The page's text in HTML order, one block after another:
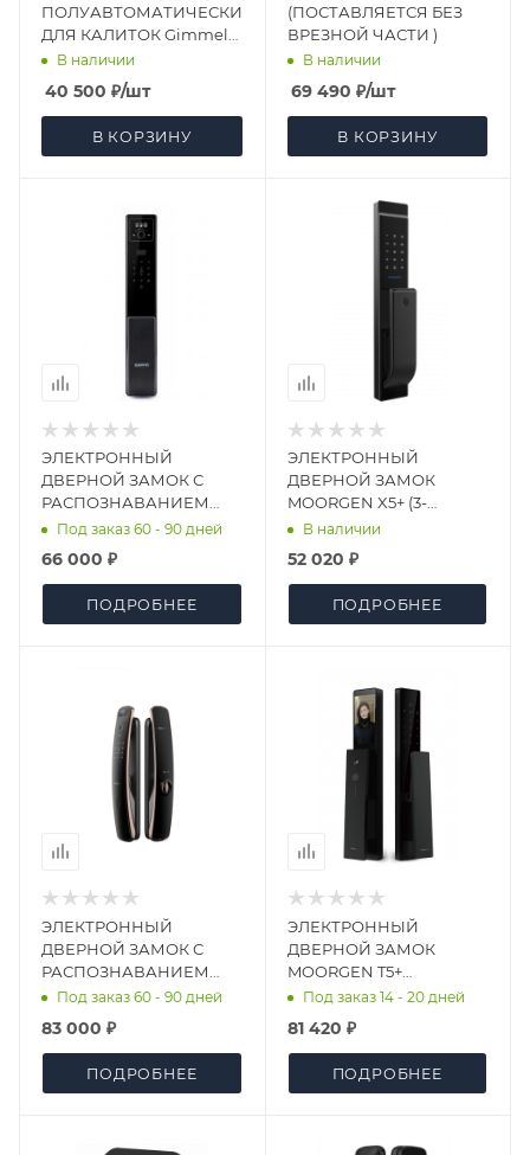
ПОЛУАВТОМАТИЧЕСКИЙ
ДЛЯ КАЛИТОК Gimmel
VP01 TTLock DM 40
В наличии
40 500 ₽/шт
В КОРЗИНУ
(ПОСТАВЛЯЕТСЯ БЕЗ
ВРЕЗНОЙ ЧАСТИ )
В наличии
69 490 ₽/шт
В КОРЗИНУ
ЭЛЕКТРОННЫЙ
ДВЕРНОЙ ЗАМОК С
РАСПОЗНАВАНИЕМ
ЛИЦА SANYO D300 TUYA
Под заказ 60 - 90 дней
66 000 ₽
ПОДРОБНЕЕ
ЭЛЕКТРОННЫЙ
ДВЕРНОЙ ЗАМОК
MOORGEN X5+ (3-
РИГЕЛЬНАЯ S8)
В наличии
52 020 ₽
ПОДРОБНЕЕ
ЭЛЕКТРОННЫЙ
ДВЕРНОЙ ЗАМОК С
РАСПОЗНАВАНИЕМ
ЛИЦА KAADAS K19F
Под заказ 60 - 90 дней
83 000 ₽
ПОДРОБНЕЕ
ЭЛЕКТРОННЫЙ
ДВЕРНОЙ ЗАМОК
MOORGEN T5+
SWAROVSKI BLACK (3-
Под заказ 14 - 20 дней
81 420 ₽
ПОДРОБНЕЕ